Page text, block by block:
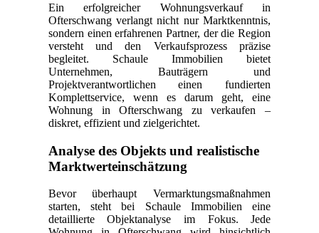
Ein erfolgreicher Wohnungsverkauf in
Ofterschwang verlangt nicht nur Marktkenntnis,
sondern einen erfahrenen Partner, der die Region
versteht und den Verkaufsprozess präzise
begleitet. Schaule Immobilien bietet
Unternehmen, Bauträgern und
Projektverantwortlichen einen fundierten
Komplettservice, wenn es darum geht, eine
Wohnung in Ofterschwang zu verkaufen –
diskret, effizient und zielgerichtet.
Analyse des Objekts und realistische
Marktwerteinschätzung
Bevor überhaupt Vermarktungsmaßnahmen
starten, steht bei Schaule Immobilien eine
detaillierte Objektanalyse im Fokus. Jede